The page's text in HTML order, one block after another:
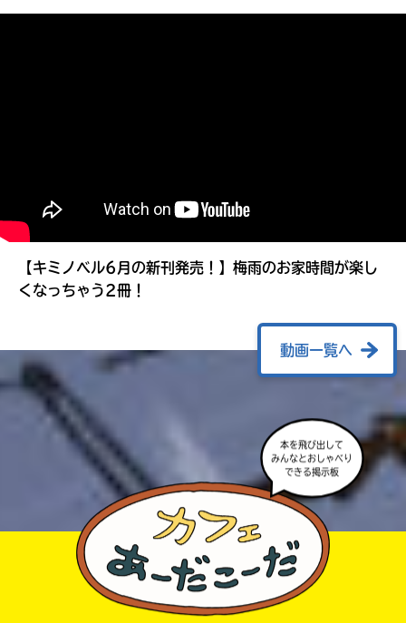
【キミノベル6月の新刊発売！】梅雨のお家時間が楽し
くなっちゃう2冊！
動画一覧へ
本を飛び出して
みんなとおしゃべり
る